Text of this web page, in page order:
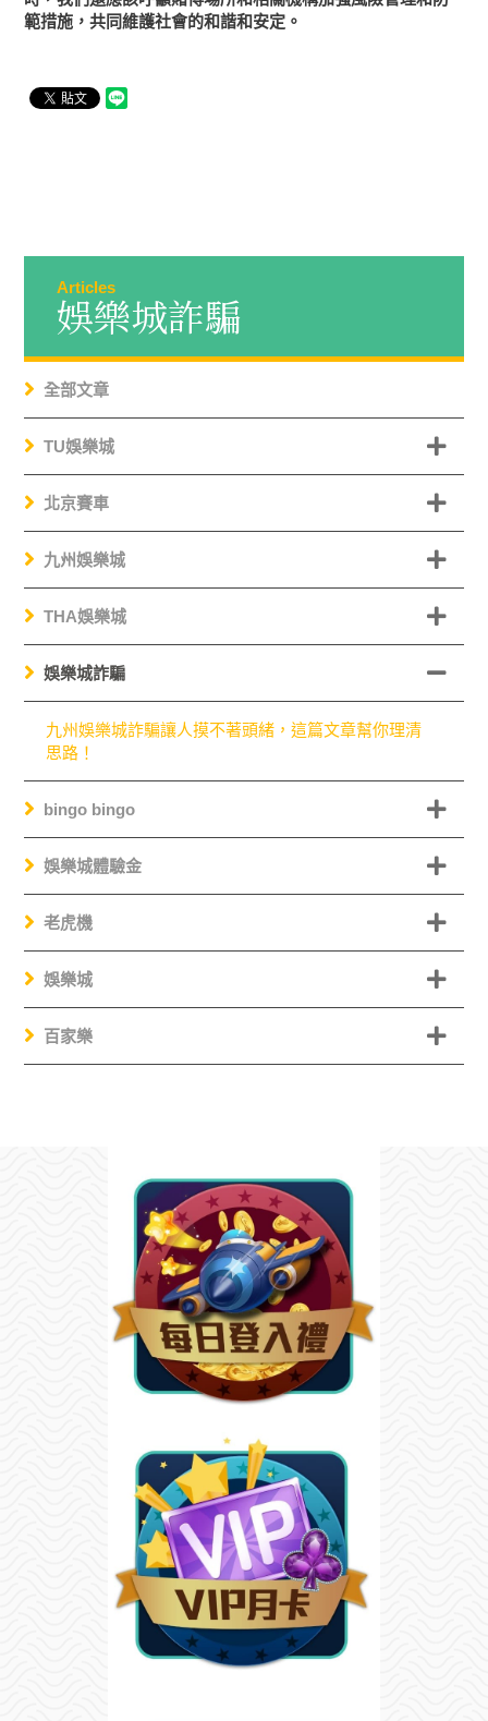
範措施，共同維護社會的和諧和安定。
Articles
娛樂城詐騙
全部文章
TU娛樂城
北京賽車
九州娛樂城
THA娛樂城
娛樂城詐騙
九州娛樂城詐騙讓人摸不著頭緒，這篇文章幫你理清
思路！
bingo bingo
娛樂城體驗金
老虎機
娛樂城
百家樂